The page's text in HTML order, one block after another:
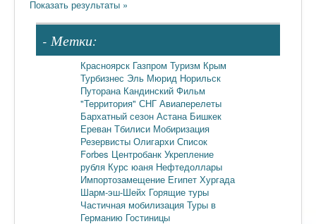
- Метки:
Красноярск Газпром Туризм Крым
Турбизнес Эль Мюрид Норильск
Путорана Кандинский Фильм
"Территория" СНГ Авиаперелеты
Бархатный сезон Астана Бишкек
Ереван Тбилиси Мобиризация
Резервисты Олигархи Список
Forbes Центробанк Укрепление
рубля Курс юаня Нефтедоллары
Импортозамещение Египет Хургада
Шарм-эш-Шейх Горящие туры
Частичная мобилизация Туры в
Германию Гостиницы